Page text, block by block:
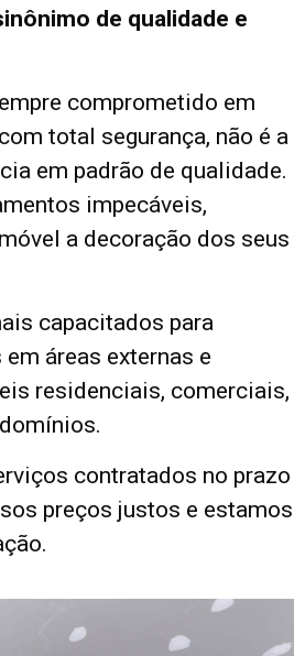
de qualidade e
comprometido em
total segurança, não é a
em padrão de qualidade.
impecáveis,
a decoração dos seus
capacitados para
áreas externas e
residenciais, comerciais,
contratados no prazo
preços justos e estamos